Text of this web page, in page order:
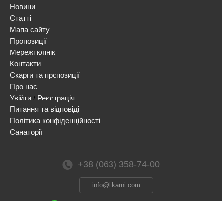
Новини
Статті
Мапа сайту
Пропозиції
Мережі клінік
Контакти
Скарги та пропозиції
Про нас
Увійти / Реєстрація
Питання та відповіді
Політика конфіденційності
Санаторії
+38 (063) 358-74-00
info@likarni.com